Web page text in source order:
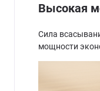
Высокая
Сила
мощности